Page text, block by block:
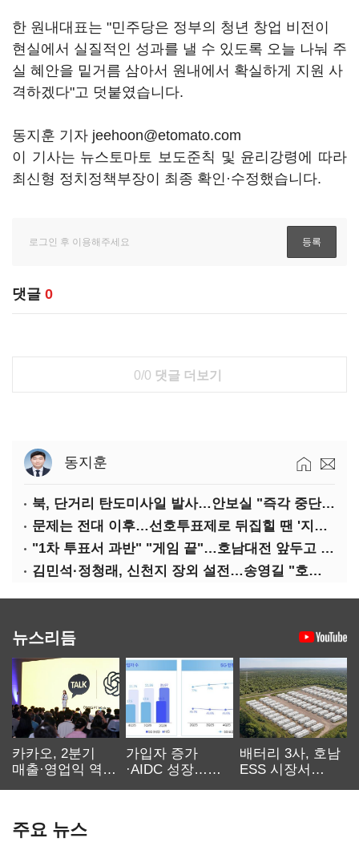
한 원내대표는 "민주당은 정부의 청년 창업 비전이
현실에서 실질적인 성과를 낼 수 있도록 오늘 나눠 주
실 혜안을 밑거름 삼아서 원내에서 확실하게 지원 사
격하겠다"고 덧붙였습니다.
동지훈 기자 jeehoon@etomato.com
이 기사는 뉴스토마토 보도준칙 및 윤리강령에 따라
최신형 정치정책부장이 최종 확인·수정했습니다.
댓글 0
0/0 댓글 더보기
동지훈
북, 단거리 탄도미사일 발사…안보실 "즉각 중단 촉구"
문제는 전대 이후…선호투표제로 뒤집힐 땐 '지지층 불복'
"1차 투표서 과반" "게임 끝"…호남대전 앞두고 '충돌'
김민석·정청래, 신천지 장외 설전…송영길 "호남 계몽 규탄"
뉴스리듬
카카오, 2분기
매출·영업익 역대
가입자 증가
·AIDC 성장…
배터리 3사, 호남
ESS 시장서
주요 뉴스